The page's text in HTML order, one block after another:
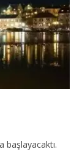
başlayacaktı.